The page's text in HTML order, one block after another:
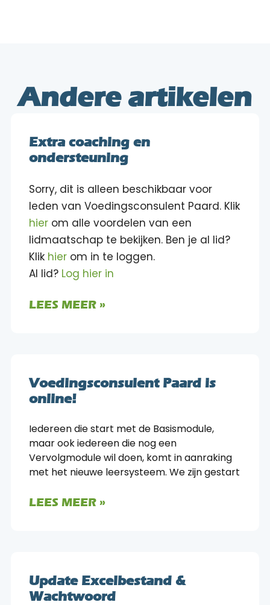
Andere artikelen
Extra coaching en
ondersteuning
Sorry, dit is alleen beschikbaar voor
leden van Voedingsconsulent Paard. Klik
hierom alle voordelen van een
lidmaatschap te bekijken. Ben je al lid?
Klik hierom in te loggen.
Al lid? Log hier in
LEES MEER »
Voedingsconsulent Paard is
online!
Iedereen die start met de Basismodule,
maar ook iedereen die nog een
Vervolgmodule wil doen, komt in aanraking
met het nieuwe leersysteem. We zijn gestart
LEES MEER »
Update Excelbestand &
Wachtwoord